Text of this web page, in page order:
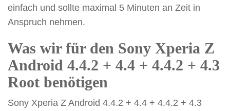
einfach und sollte maximal 5 Minuten an Zeit in
Anspruch nehmen.
Was wir für den Sony Xperia Z
Android 4.4.2 + 4.4 + 4.4.2 + 4.3
Root benötigen
Sony Xperia Z Android 4.4.2 + 4.4 + 4.4.2 + 4.3